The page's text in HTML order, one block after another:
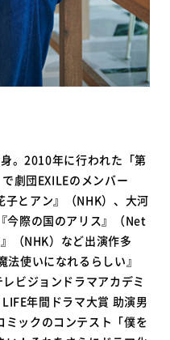
。2010年に行われた「第
劇団EXILEのメンバー
子とアン』（NHK）、大河
今際の国のアリス』（Net
（NHK）など出演作多
使いになれるらしい』
ビジョンドラマアカデミ
年間ドラマ大賞 助演男
ックのコンテスト「僕を